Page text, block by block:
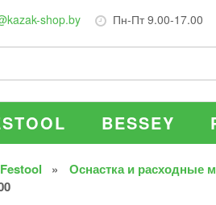
shop.by Пн-Пт 9.00-17.00
BESSEY
Оснастка и расходные